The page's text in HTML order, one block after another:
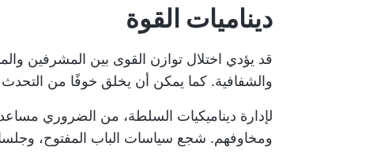
ديناميات القوة
قد يؤدي اختلال توازن القوى بين المشرفين
والشفافية. كما يمكن أن يخلق خوفًا من التحدث
لإدارة ديناميكيات السلطة، من الضروري
ومخاوفهم. شجع سياسات الباب المفتوح،